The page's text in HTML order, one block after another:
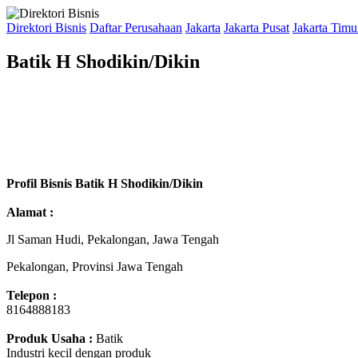
Direktori Bisnis Daftar Perusahaan Jakarta Jakarta Pusat Jakarta
Batik H Shodikin/Dikin
Profil Bisnis Batik H Shodikin/Dikin
Alamat :
Jl Saman Hudi, Pekalongan, Jawa Tengah
Pekalongan, Provinsi Jawa Tengah
Telepon :
8164888183
Produk Usaha : Batik
Industri kecil dengan produk